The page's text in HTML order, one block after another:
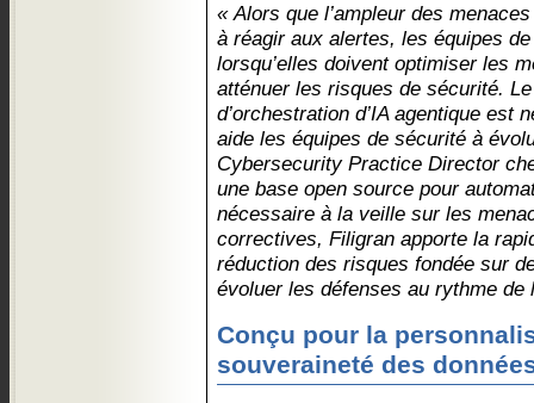
« Alors que l’ampleur des
à réagir aux alertes, les équipes
lorsqu’elles doivent optimiser les
atténuer les risques de sécurité.
d’orchestration d’IA agentique est
aide les équipes de sécurité à
Cybersecurity Practice Director
une base open source pour
nécessaire à la veille sur les
correctives, Filigran apporte la
réduction des risques fondée sur
évoluer les défenses au rythme de
Conçu pour la
souveraineté des